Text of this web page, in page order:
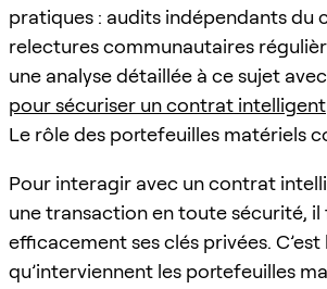
pratiques : audits indépendants du
relectures communautaires
une analyse détaillée à ce sujet avec
pour sécuriser un contrat intelligent
Le rôle des portefeuilles matériels
Pour interagir avec un contrat
une transaction en toute sécurité,
efficacement ses clés privées. C’est
qu’interviennent les portefeuilles